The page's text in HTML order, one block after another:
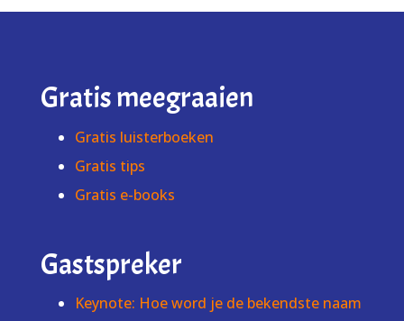
Gratis meegraaien
Gratis luisterboeken
Gratis tips
Gratis e-books
Gastspreker
Keynote: Hoe word je de bekendste naam